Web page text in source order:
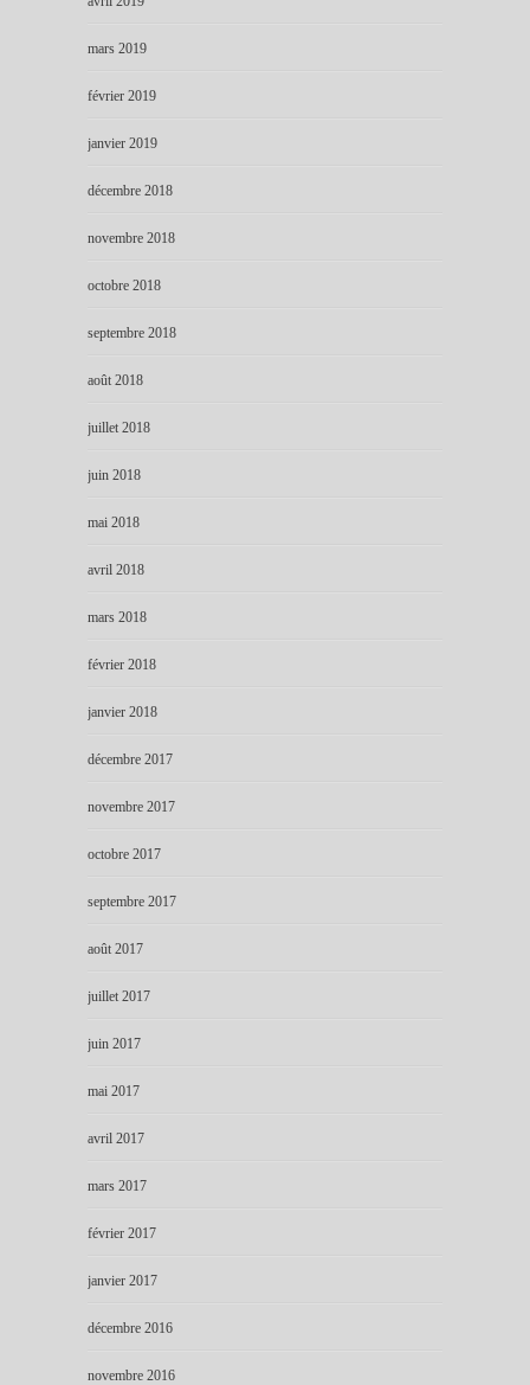
mars 2019
février 2019
janvier 2019
décembre 2018
novembre 2018
octobre 2018
septembre 2018
août 2018
juillet 2018
juin 2018
mai 2018
avril 2018
mars 2018
février 2018
janvier 2018
décembre 2017
novembre 2017
octobre 2017
septembre 2017
août 2017
juillet 2017
juin 2017
mai 2017
avril 2017
mars 2017
février 2017
janvier 2017
décembre 2016
novembre 2016